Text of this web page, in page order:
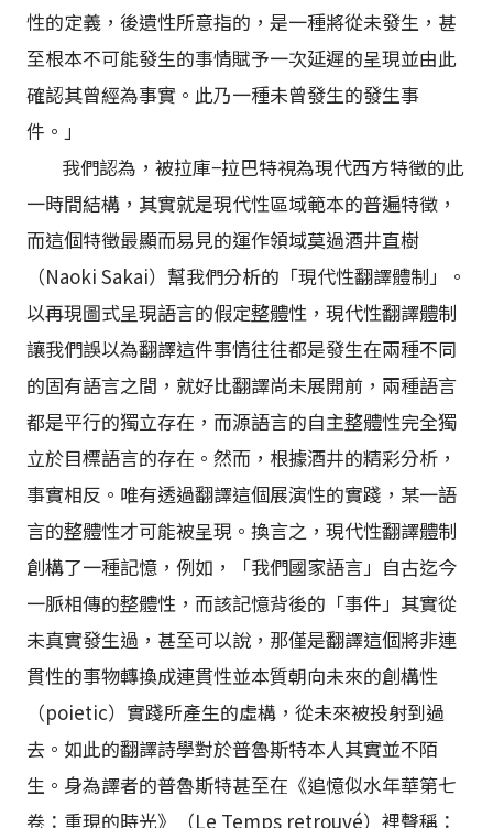
性的定義，後遺性所意指的，是一種將從未發生，甚
至根本不可能發生的事情賦予一次延遲的呈現並由此
確認其曾經為事實。此乃一種未曾發生的發生事
件。」
我們認為，被拉庫−拉巴特視為現代西方特徵的此
一時間結構，其實就是現代性區域範本的普遍特徵，
而這個特徵最顯而易見的運作領域莫過酒井直樹
（Naoki Sakai）幫我們分析的「現代性翻譯體制」。
以再現圖式呈現語言的假定整體性，現代性翻譯體制
讓我們誤以為翻譯這件事情往往都是發生在兩種不同
的固有語言之間，就好比翻譯尚未展開前，兩種語言
都是平行的獨立存在，而源語言的自主整體性完全獨
立於目標語言的存在。然而，根據酒井的精彩分析，
事實相反。唯有透過翻譯這個展演性的實踐，某一語
言的整體性才可能被呈現。換言之，現代性翻譯體制
創構了一種記憶，例如，「我們國家語言」自古迄今
一脈相傳的整體性，而該記憶背後的「事件」其實從
未真實發生過，甚至可以說，那僅是翻譯這個將非連
貫性的事物轉換成連貫性並本質朝向未來的創構性
（poietic）實踐所產生的虛構，從未來被投射到過
去。如此的翻譯詩學對於普魯斯特本人其實並不陌
生。身為譯者的普魯斯特甚至在《追憶似水年華第七
卷：重現的時光》（Le Temps retrouvé）裡聲稱：